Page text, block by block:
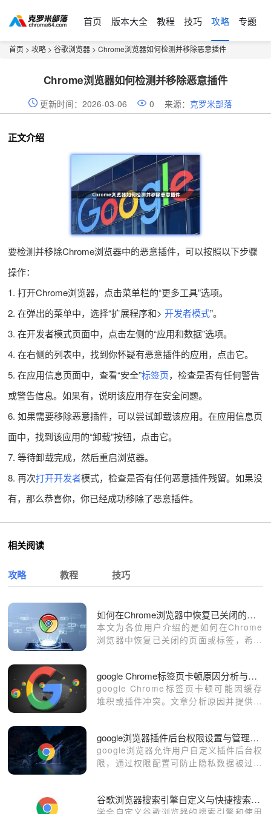
首页 版本大全 教程 技巧 攻略 专题
首页 > 攻略 > 谷歌浏览器 > Chrome浏览器如何检测并移除恶意插件
Chrome浏览器如何检测并移除恶意插件
更新时间：2026-03-06 0 来源： 克罗米部落
正文介绍
要检测并移除Chrome浏览器中的恶意插件，可以按照以下步骤
操作：
1. 打开Chrome浏览器，点击菜单栏的“更多工具”选项。
2. 在弹出的菜单中，选择“扩展程序和> 开发者模式”。
3. 在开发者模式页面中，点击左侧的“应用和数据”选项。
4. 在右侧的列表中，找到你怀疑有恶意插件的应用，点击它。
5. 在应用信息页面中，查看“安全”标签页，检查是否有任何警告
或警告信息。如果有，说明该应用存在安全问题。
6. 如果需要移除恶意插件，可以尝试卸载该应用。在应用信息页
面中，找到该应用的“卸载”按钮，点击它。
7. 等待卸载完成，然后重启浏览器。
8. 再次打开开发者模式，检查是否有任何恶意插件残留。如果没
有，那么恭喜你，你已经成功移除了恶意插件。
相关阅读
攻略 教程 技巧
如何在Chrome浏览器中恢复已关闭的页面或标签
本文为各位用户介绍的是如何在Chrome
浏览器中恢复已关闭的页面或标签，希望
google Chrome标签页卡顿原因分析与解决
google Chrome标签页卡顿可能因缓存
堆积或插件冲突。文章分析原因并提供解
google浏览器插件后台权限设置与管理操作教程
google浏览器允许用户自定义插件后台权
限，通过权限配置可防止隐私数据被过度
谷歌浏览器搜索引擎自定义与快捷搜索语法大全
学会自定义谷歌浏览器的搜索引擎和使用